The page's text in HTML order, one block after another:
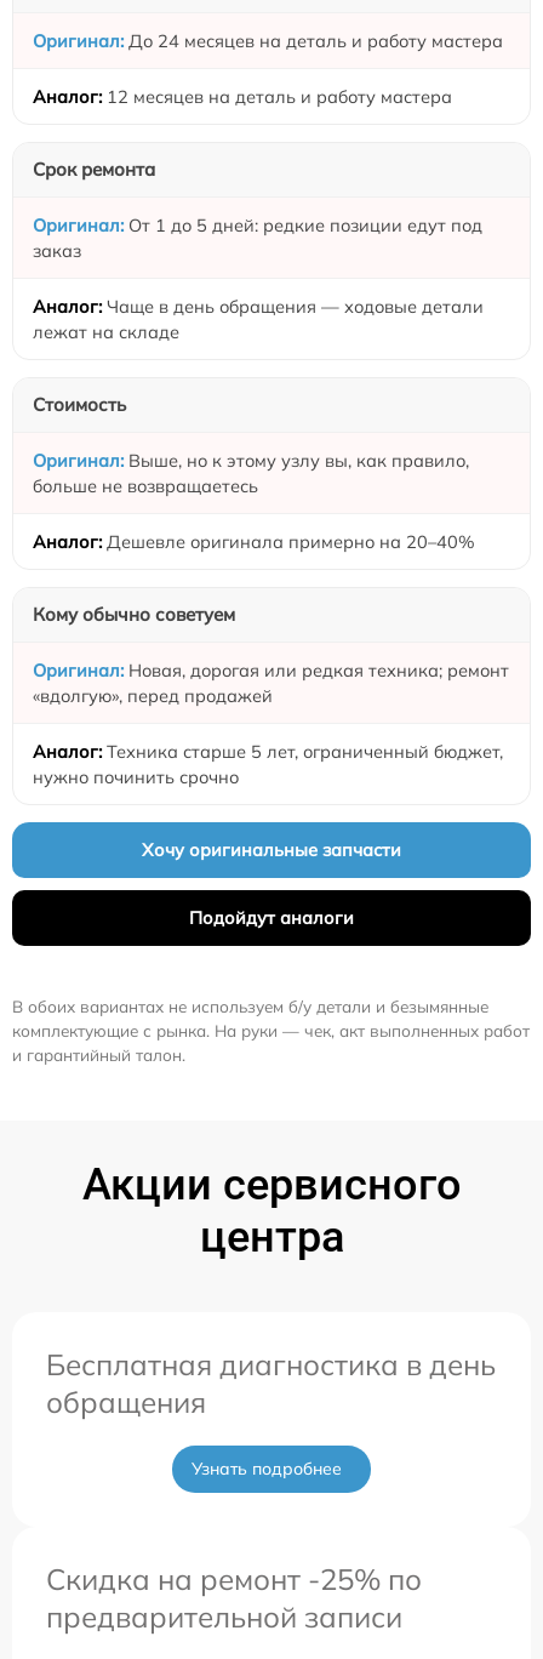
До 24 месяцев на деталь и работу мастера
12 месяцев на деталь и работу мастера
Срок ремонта
От 1 до 5 дней: редкие позиции едут под
заказ
Чаще в день обращения — ходовые детали
лежат на складе
Стоимость
Выше, но к этому узлу вы, как правило,
больше не возвращаетесь
Дешевле оригинала примерно на 20–40%
Кому обычно советуем
Новая, дорогая или редкая техника; ремонт
«вдолгую», перед продажей
Техника старше 5 лет, ограниченный бюджет,
нужно починить срочно
Хочу оригинальные запчасти
Подойдут аналоги
В обоих вариантах не используем б/у детали и безымянные
комплектующие с рынка. На руки — чек, акт выполненных работ
и гарантийный талон.
Акции сервисного
центра
Бесплатная диагностика в день
обращения
Узнать подробнее
Скидка на ремонт -25% по
предварительной записи